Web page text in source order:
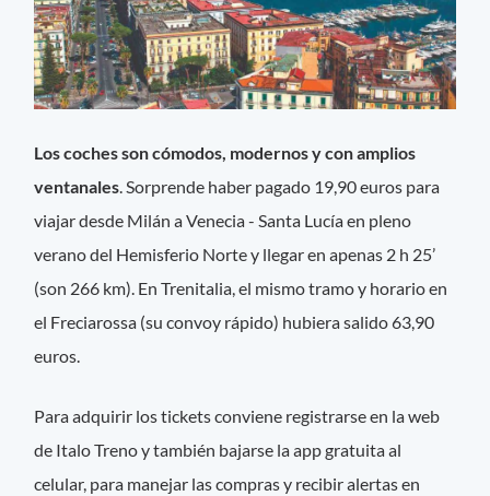
Los coches son cómodos, modernos y con amplios
ventanales. Sorprende haber pagado 19,90 euros para
viajar desde Milán a Venecia - Santa Lucía en pleno
verano del Hemisferio Norte y llegar en apenas 2 h 25’
(son 266 km). En Trenitalia, el mismo tramo y horario en
el Freciarossa (su convoy rápido) hubiera salido 63,90
euros.
Para adquirir los tickets conviene registrarse en la web
de Italo Treno y también bajarse la app gratuita al
celular, para manejar las compras y recibir alertas en